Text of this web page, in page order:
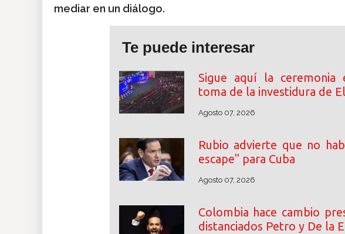
mediar en un diálogo.
Te puede interesar
Sigue aquí la
toma de la investidura de
Agosto 07, 2026
Rubio advierte que no
escape" para Cuba
Agosto 07, 2026
Colombia hace cambio
distanciados Petro y De la